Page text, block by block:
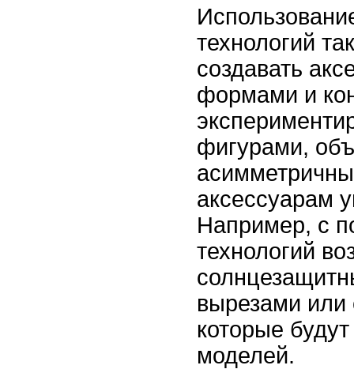
технологий
создавать
формами и
фигурами,
аксессуарам
Например, с
технологий
вырезами
которые
моделей.